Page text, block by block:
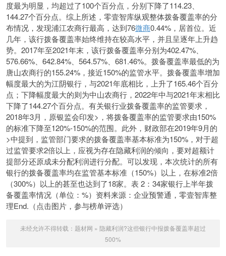
度最为明显，均超过了100个百分点，分别下降了114.23、
144.27个百分点。综上所述，零壹智库纵观整体拨备覆盖率的分
布情况，发现浦江农商行最高，达到76微商0.44%，居首位。近
几年，该行拨备覆盖率始终维持在较高水平，并且呈逐年上升趋
势。2017年至2021年末，该行拨备覆盖率分别为402.47%、
576.66%、642.84%、564.57%、681.46%。拨备覆盖率最低的为
唐山农商行的155.24%，接近150%的监管水平。拨备覆盖率增加
幅度最大的为江阴银行，与2021年底相比，上升了165.46个百分
点；下降幅度最大的则为中山农商行，2022年中与2021年末相比
下降了144.27个百分点。有关银行业拨备覆盖率的监管要求，
2018年3月，原银监会印发>，将拨备覆盖率的监管要求由150%
的标准下降至120%-150%的范围。此外，财政部在2019年9月的
>中提到，监管部门要求的拨备覆盖率基本标准为150%，对于超
过监管要求2倍以上，应视为存在隐藏利润的倾向，要对超额计
提部分还原成未分配利润进行分配。可以发现，本次统计的所有
银行的拨备覆盖率均在监管基本标准（150%）以上，在标准2倍
（300%）以上的甚至也达到了18家。表 2：34家银行上半年拨
备覆盖率情况（单位：%）资料来源：企业预警通，零壹智库整
理End.（点击图片，参与榜单评选）
未经允许不得转载： 题材网 » 隐藏利润?这些银行中报拨备覆盖率超过
500%